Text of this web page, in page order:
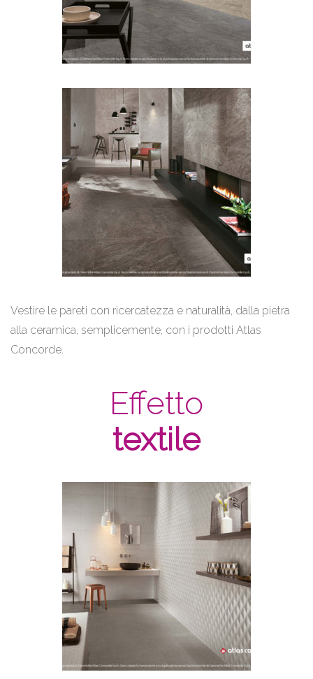
Vestire le pareti con ricercatezza e naturalità, dalla pietra
alla ceramica, semplicemente, con i prodotti Atlas
Concorde.
Effetto
textile